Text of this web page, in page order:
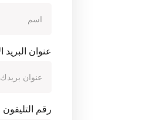
عنوان البريد
رقم التليفون